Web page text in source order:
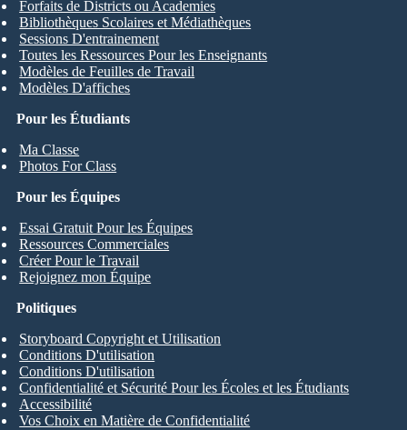
Pour les Étudiants
Ma Classe
Photos For Class
Forfaits de Districts ou Academies
Bibliothèques Scolaires et Médiathèques
Sessions D'entrainement
Toutes les Ressources Pour les Enseignants
Modèles de Feuilles de Travail
Modèles D'affiches
Pour les Équipes
Essai Gratuit Pour les Équipes
Ressources Commerciales
Créer Pour le Travail
Rejoignez mon Équipe
Politiques
Storyboard Copyright et Utilisation
Conditions D'utilisation
Conditions D'utilisation
Confidentialité et Sécurité Pour les Écoles et les Étudiants
Accessibilité
Vos Choix en Matière de Confidentialité